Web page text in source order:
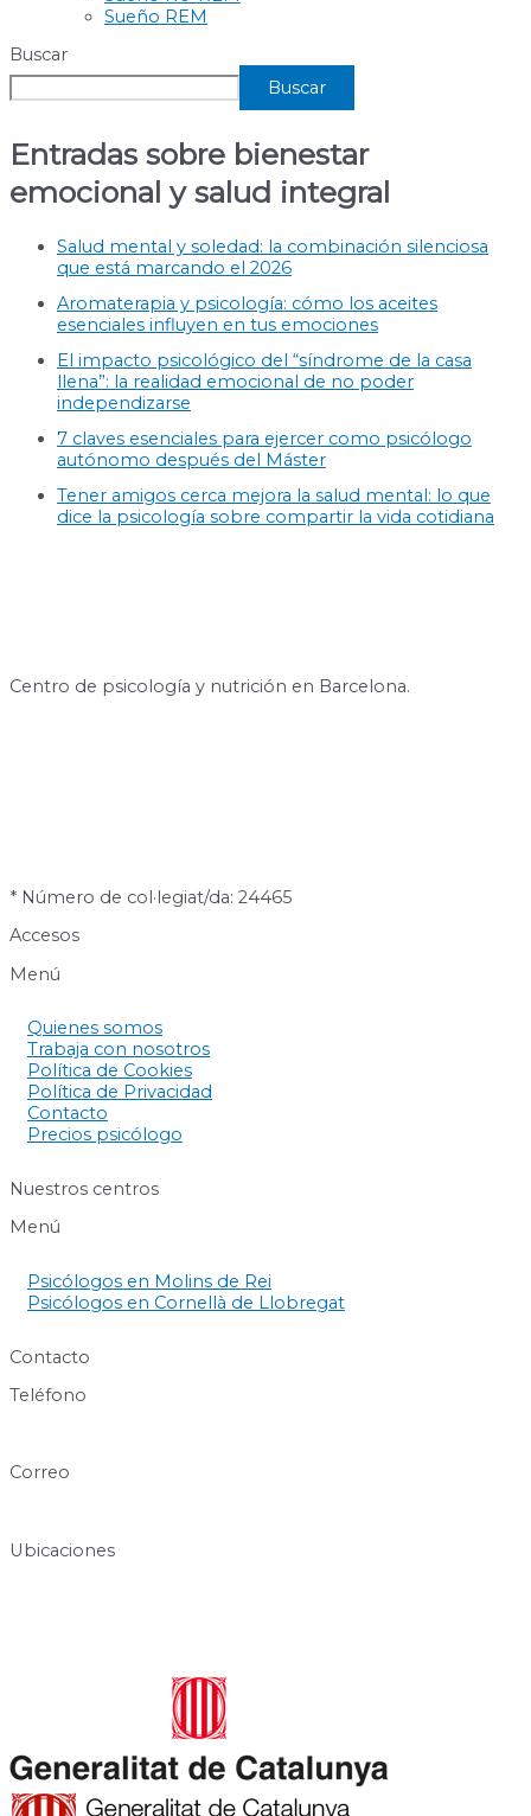
Sueño REM
Buscar
Buscar
Entradas sobre bienestar
emocional y salud integral
Salud mental y soledad: la combinación silenciosa
que está marcando el 2026
Aromaterapia y psicología: cómo los aceites
esenciales influyen en tus emociones
El impacto psicológico del “síndrome de la casa
llena”: la realidad emocional de no poder
independizarse
7 claves esenciales para ejercer como psicólogo
autónomo después del Máster
Tener amigos cerca mejora la salud mental: lo que
dice la psicología sobre compartir la vida cotidiana
Centro de psicología y nutrición en Barcelona.
* Número de col·legiat/da: 24465
Accesos
Menú
Quienes somos
Trabaja con nosotros
Política de Cookies
Política de Privacidad
Contacto
Precios psicólogo
Nuestros centros
Menú
Psicólogos en Molins de Rei
Psicólogos en Cornellà de Llobregat
Contacto
Teléfono
Correo
Ubicaciones